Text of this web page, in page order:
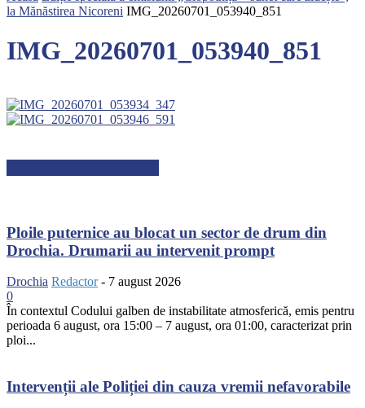
la Mănăstirea Nicoreni IMG_20260701_053940_851
IMG_20260701_053940_851
Ploile puternice au blocat un sector de drum din
Drochia. Drumarii au intervenit prompt
Drochia Redactor - 7 august 2026
0
În contextul Codului galben de instabilitate atmosferică, emis pentru
perioada 6 august, ora 15:00 – 7 august, ora 01:00, caracterizat prin
ploi...
Intervenții ale Poliției din cauza vremii nefavorabile